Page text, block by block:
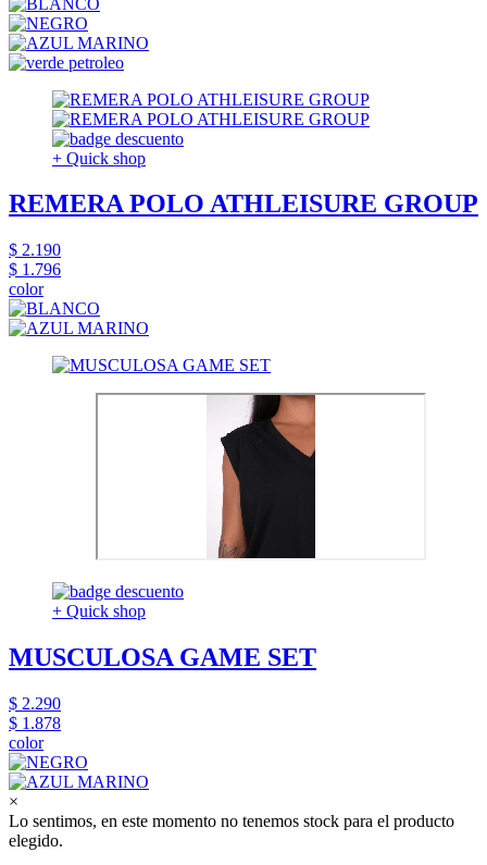
+ Quick shop
REMERA POLO ATHLEISURE GROUP
$ 2.190
$ 1.796
color
+ Quick shop
MUSCULOSA GAME SET
$ 2.290
$ 1.878
color
×
Lo sentimos, en este momento no tenemos stock para el producto
elegido.